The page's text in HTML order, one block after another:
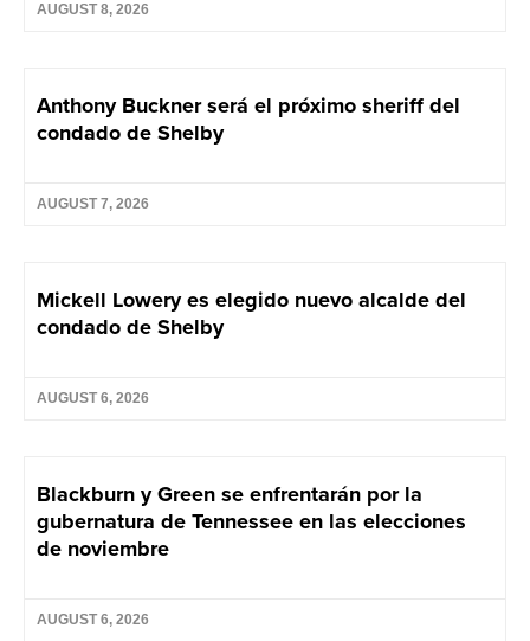
AUGUST 8, 2026
Anthony Buckner será el próximo sheriff del
condado de Shelby
AUGUST 7, 2026
Mickell Lowery es elegido nuevo alcalde del
condado de Shelby
AUGUST 6, 2026
Blackburn y Green se enfrentarán por la
gubernatura de Tennessee en las elecciones
de noviembre
AUGUST 6, 2026